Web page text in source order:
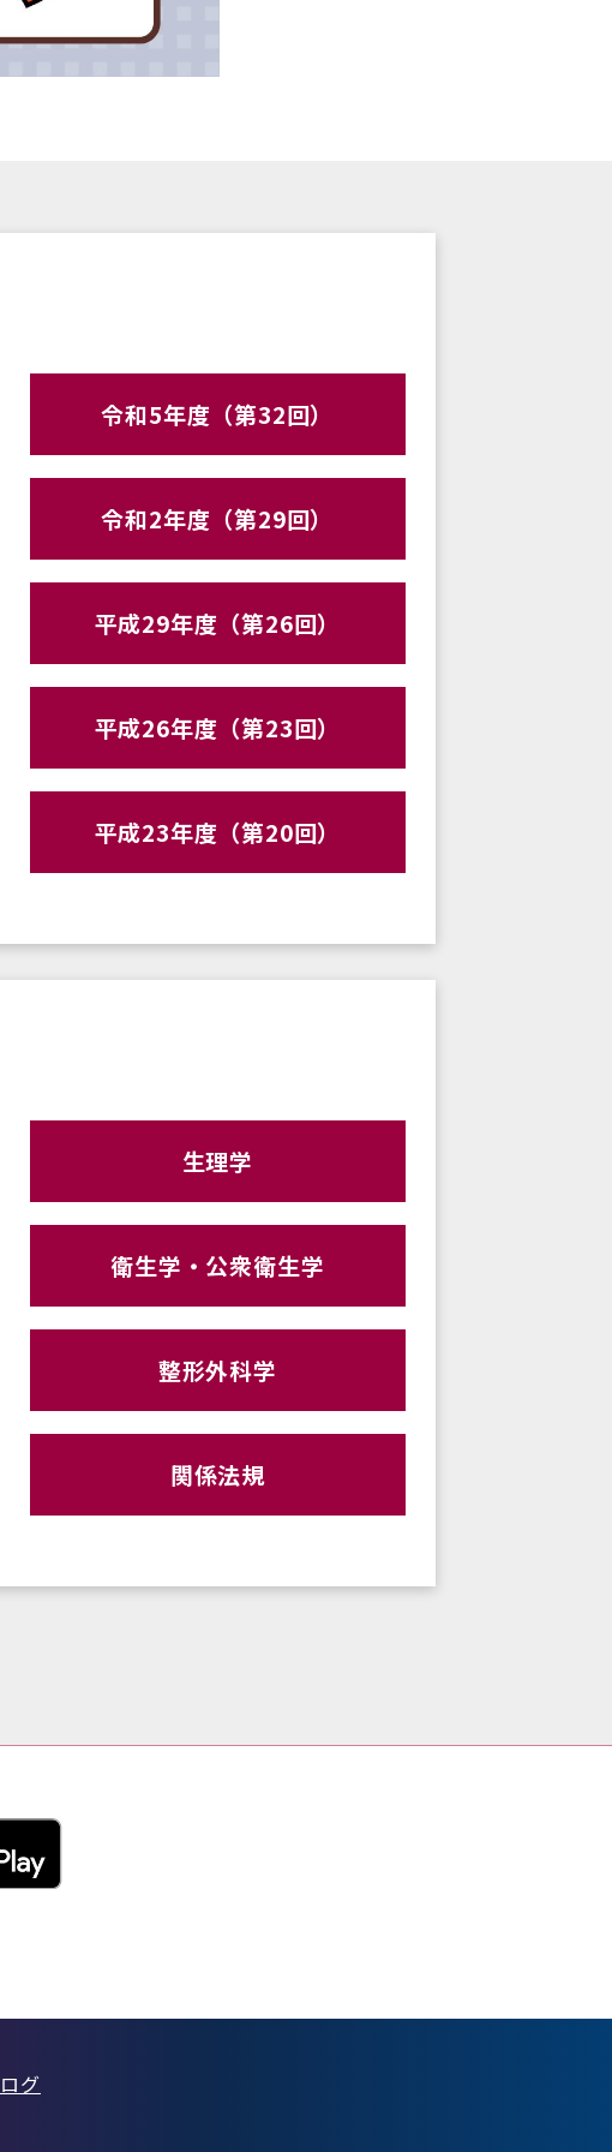
令和5年度（第32回）
令和2年度（第29回）
平成29年度（第26回）
平成26年度（第23回）
平成23年度（第20回）
生理学
衛生学・公衆衛生学
整形外科学
関係法規
グ